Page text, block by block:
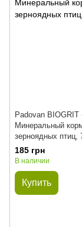
Padovan BIOGRIT
Минеральный
зерноядных птиц,
185 грн
В наличии
Купить